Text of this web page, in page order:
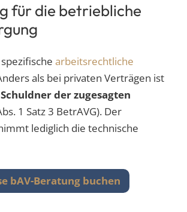
für die betriebliche
arbeitsrechtliche
als bei privaten Verträgen ist
der zugesagten
1 Satz 3 BetrAVG). Der
lediglich die technische
bAV-Beratung buchen